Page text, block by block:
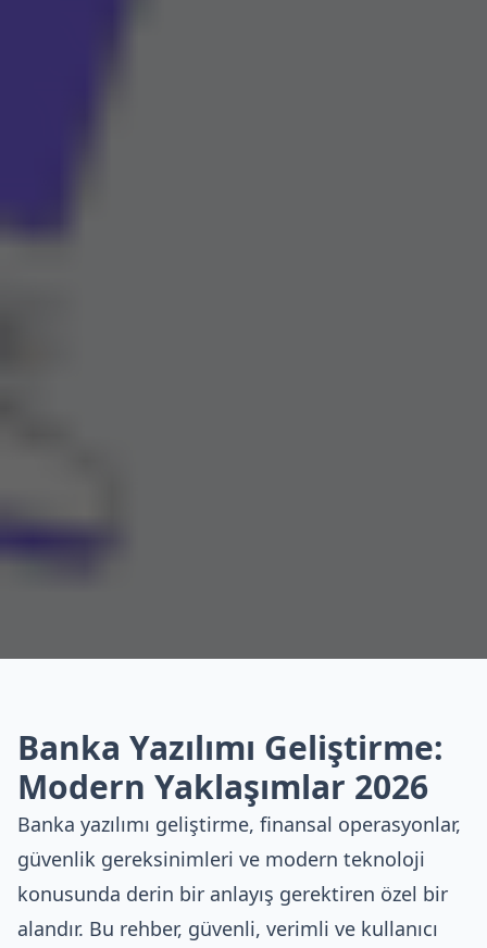
Banka Yazılımı Geliştirme:
Modern Yaklaşımlar 2026
Banka yazılımı geliştirme, finansal operasyonlar,
güvenlik gereksinimleri ve modern teknoloji
konusunda derin bir anlayış gerektiren özel bir
alandır. Bu rehber, güvenli, verimli ve kullanıcı